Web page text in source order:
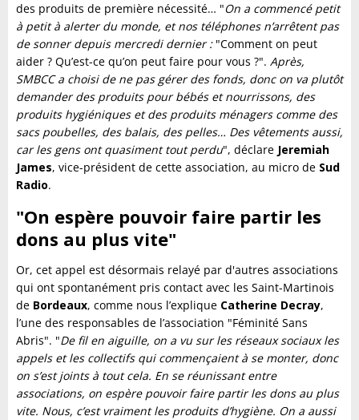
des produits de première nécessité… "On a commencé petit
à petit à alerter du monde, et nos téléphones n’arrêtent pas
de sonner depuis mercredi dernier : "Comment on peut
aider ? Qu’est-ce qu’on peut faire pour vous ?". Après,
SMBCC a choisi de ne pas gérer des fonds, donc on va plutôt
demander des produits pour bébés et nourrissons, des
produits hygiéniques et des produits ménagers comme des
sacs poubelles, des balais, des pelles… Des vêtements aussi,
car les gens ont quasiment tout perdu", déclare Jeremiah
James, vice-président de cette association, au micro de Sud
Radio.
"On espère pouvoir faire partir les
dons au plus vite"
Or, cet appel est désormais relayé par d'autres associations
qui ont spontanément pris contact avec les Saint-Martinois
de Bordeaux, comme nous l’explique Catherine Decray,
l’une des responsables de l’association "Féminité Sans
Abris". "De fil en aiguille, on a vu sur les réseaux sociaux les
appels et les collectifs qui commençaient à se monter, donc
on s’est joints à tout cela. En se réunissant entre
associations, on espère pouvoir faire partir les dons au plus
vite. Nous, c’est vraiment les produits d’hygiène. On a aussi